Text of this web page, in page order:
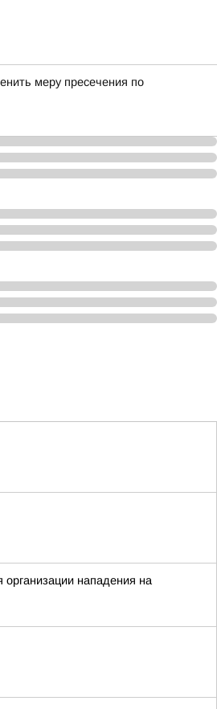
меру пресечения по
нападения на